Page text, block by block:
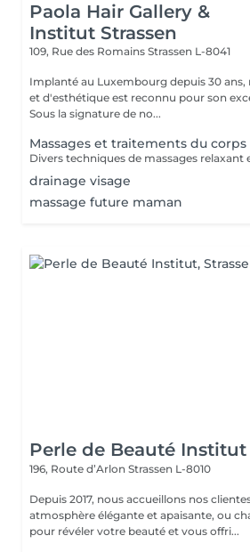
Paola Hair Gallery &
Institut Strassen
109, Rue des Romains Strassen L-8041
Implanté au Luxembourg depuis 30
et d'esthétique est reconnu pour son
Sous la signature de no...
Massages et traitements du corps
drainage visage
massage future maman
Perle de Beauté Institut
196, Route d’Arlon Strassen L-8010
Depuis 2017, nous accueillons nos
atmosphère élégante et apaisante, ou
pour révéler votre beauté et vous offri...